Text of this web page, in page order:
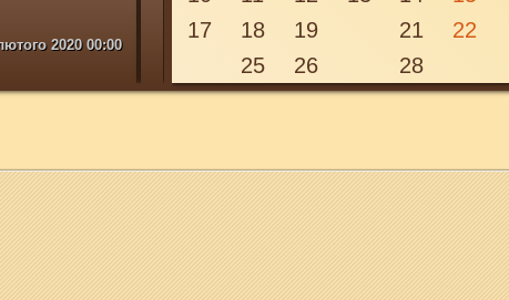
2020 00:00
17
18 19 21 22
25
26 28